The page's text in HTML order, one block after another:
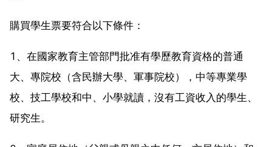
購買學生票要符合以下條件：
1、在國家教育主管部門批准有學歷教育資格的普通
大、專院校（含民辦大學、軍事院校），中等專業學
校、技工學校和中、小學就讀，沒有工資收入的學生、
研究生。